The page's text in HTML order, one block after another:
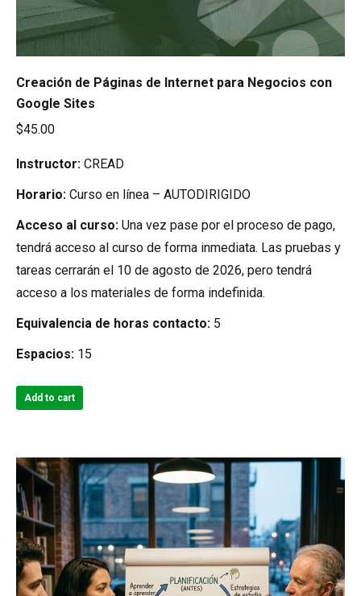
Creación de Páginas de Internet para Negocios con
Google Sites
$45.00
Instructor: CREAD
Horario: Curso en línea – AUTODIRIGIDO
Acceso al curso: Una vez pase por el proceso de pago,
tendrá acceso al curso de forma inmediata. Las pruebas y
tareas cerrarán el 10 de agosto de 2026, pero tendrá
acceso a los materiales de forma indefinida.
Equivalencia de horas contacto: 5
Espacios: 15
Add to cart